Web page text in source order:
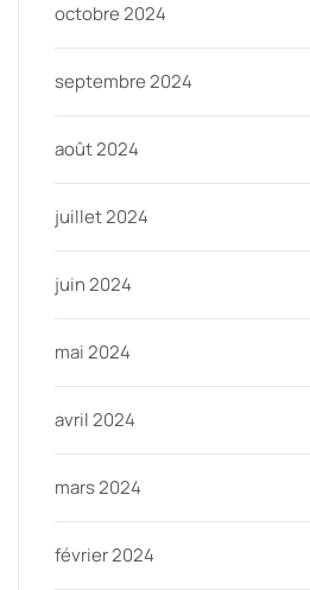
octobre 2024
septembre 2024
août 2024
juillet 2024
juin 2024
mai 2024
avril 2024
mars 2024
février 2024